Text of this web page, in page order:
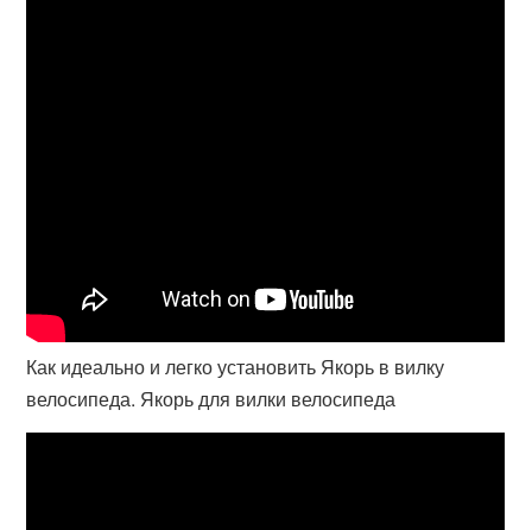
Как идеально и легко установить Якорь в вилку
велосипеда. Якорь для вилки велосипеда